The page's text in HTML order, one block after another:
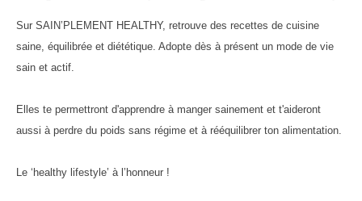
Sur SAIN’PLEMENT HEALTHY, retrouve des recettes de cuisine
saine, équilibrée et diététique. Adopte dès à présent un mode de vie
sain et actif.
Elles te permettront d'apprendre à manger sainement et t'aideront
aussi à perdre du poids sans régime et à rééquilibrer ton alimentation.
Le ‘healthy lifestyle’ à l’honneur !